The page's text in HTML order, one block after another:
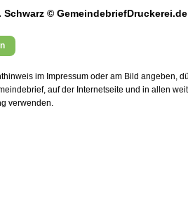
Schwarz © GemeindebriefDruckerei.de
im Impressum oder am Bild angeben,
auf der Internetseite und in allen
verwenden.